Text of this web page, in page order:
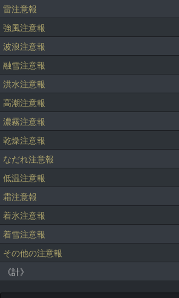
雷注意報
強風注意報
波浪注意報
融雪注意報
洪水注意報
高潮注意報
濃霧注意報
乾燥注意報
なだれ注意報
低温注意報
霜注意報
着氷注意報
着雪注意報
その他の注意報
《計》